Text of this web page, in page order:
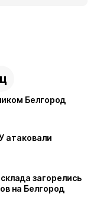
Белгород
атаковали
загорелись
на Белгород